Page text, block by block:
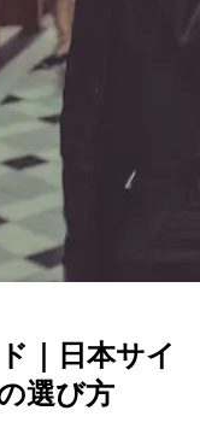
｜日本サイ
選び方